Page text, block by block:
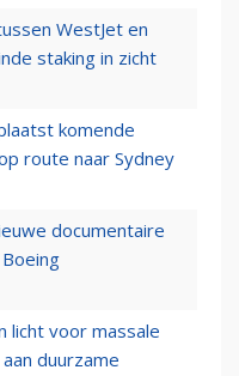
WestJet en
staking in zicht
komende
route naar Sydney
documentaire
licht voor massale
duurzame